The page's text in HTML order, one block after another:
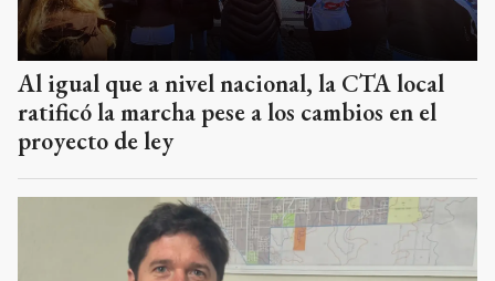
Al igual que a nivel nacional, la CTA local
ratificó la marcha pese a los cambios en el
proyecto de ley